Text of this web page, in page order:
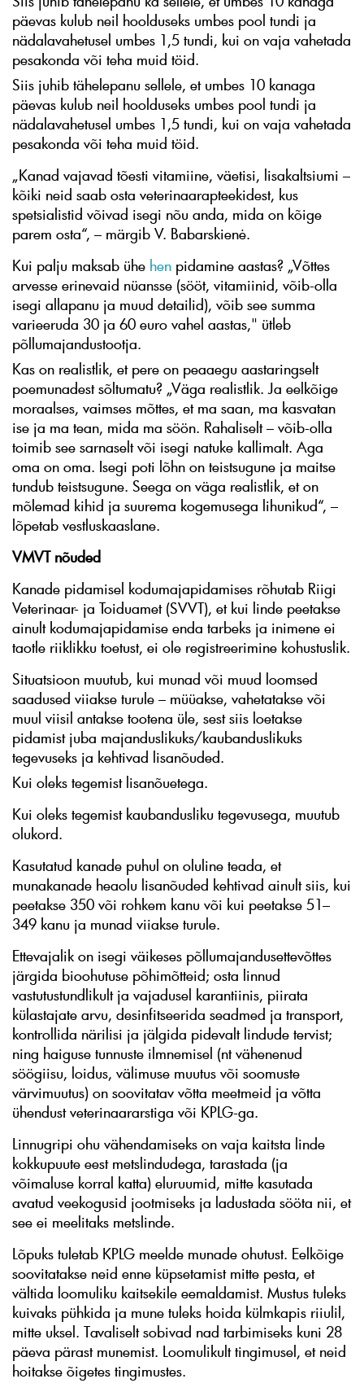
päevas kulub neil hoolduseks umbes pool tundi ja
nädalavahetusel umbes 1,5 tundi, kui on vaja vahetada
pesakonda või teha muid töid.
Siis juhib tähelepanu sellele, et umbes 10 kanaga
päevas kulub neil hoolduseks umbes pool tundi ja
nädalavahetusel umbes 1,5 tundi, kui on vaja vahetada
pesakonda või teha muid töid.
„Kanad vajavad tõesti vitamiine, väetisi, lisakaltsiumi –
kõiki neid saab osta veterinaarapteekidest, kus
spetsialistid võivad isegi nõu anda, mida on kõige
parem osta“, – märgib V. Babarskienė.
Kui palju maksab ühe hen pidamine aastas? „Võttes
arvesse erinevaid nüansse (sööt, vitamiinid, võib-olla
isegi allapanu ja muud detailid), võib see summa
varieeruda 30 ja 60 euro vahel aastas," ütleb
põllumajandustootja.
Kas on realistlik, et pere on peaaegu aastaringselt
poemunadest sõltumatu? „Väga realistlik. Ja eelkõige
moraalses, vaimses mõttes, et ma saan, ma kasvatan
ise ja ma tean, mida ma söön. Rahaliselt – võib-olla
toimib see sarnaselt või isegi natuke kallimalt. Aga
oma on oma. Isegi poti lõhn on teistsugune ja maitse
tundub teistsugune. Seega on väga realistlik, et on
mõlemad kihid ja suurema kogemusega lihunikud“, –
lõpetab vestluskaaslane.
VMVT nõuded
Kanade pidamisel kodumajapidamises rõhutab Riigi
Veterinaar- ja Toiduamet (SVVT), et kui linde peetakse
ainult kodumajapidamise enda tarbeks ja inimene ei
taotle riiklikku toetust, ei ole registreerimine kohustuslik.
Situatsioon muutub, kui munad või muud loomsed
saadused viiakse turule – müüakse, vahetatakse või
muul viisil antakse tootena üle, sest siis loetakse
pidamist juba majanduslikuks/kaubanduslikuks
tegevuseks ja kehtivad lisanõuded.
Kui oleks tegemist lisanõuetega.
Kui oleks tegemist kaubandusliku tegevusega, muutub
olukord.
Kasutatud kanade puhul on oluline teada, et
munakanade heaolu lisanõuded kehtivad ainult siis, kui
peetakse 350 või rohkem kanu või kui peetakse 51–
349 kanu ja munad viiakse turule.
Ettevajalik on isegi väikeses põllumajandusettevõttes
järgida bioohutuse põhimõtteid; osta linnud
vastutustundlikult ja vajadusel karantiinis, piirata
külastajate arvu, desinfitseerida seadmed ja transport,
kontrollida närilisi ja jälgida pidevalt lindude tervist;
ning haiguse tunnuste ilmnemisel (nt vähenenud
söögiisu, loidus, välimuse muutus või soomuste
värvimuutus) on soovitatav võtta meetmeid ja võtta
ühendust veterinaararstiga või KPLG-ga.
Linnugripi ohu vähendamiseks on vaja kaitsta linde
kokkupuute eest metslindudega, tarastada (ja
võimaluse korral katta) eluruumid, mitte kasutada
avatud veekogusid jootmiseks ja ladustada sööta nii, et
see ei meelitaks metslinde.
Lõpuks tuletab KPLG meelde munade ohutust. Eelkõige
soovitatakse neid enne küpsetamist mitte pesta, et
vältida loomuliku kaitsekile eemaldamist. Mustus tuleks
kuivaks pühkida ja mune tuleks hoida külmkapis riiulil,
mitte uksel. Tavaliselt sobivad nad tarbimiseks kuni 28
päeva pärast munemist. Loomulikult tingimusel, et neid
hoitakse õigetes tingimustes.